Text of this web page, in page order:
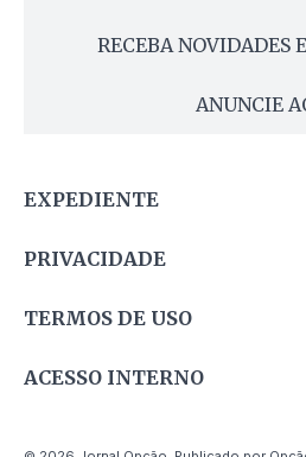
RECEBA NOVIDADES
ANUNCIE
EXPEDIENTE
PRIVACIDADE
TERMOS DE USO
ACESSO INTERNO